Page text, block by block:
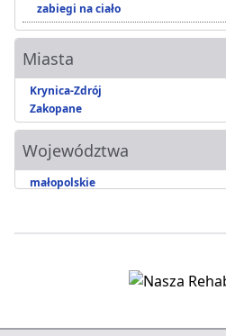
zabiegi na ciało
Miasta
Krynica-Zdrój
Zakopane
Województwa
małopolskie